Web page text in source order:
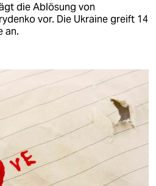
die Ablösung von
vor. Die Ukraine greift 14
an.